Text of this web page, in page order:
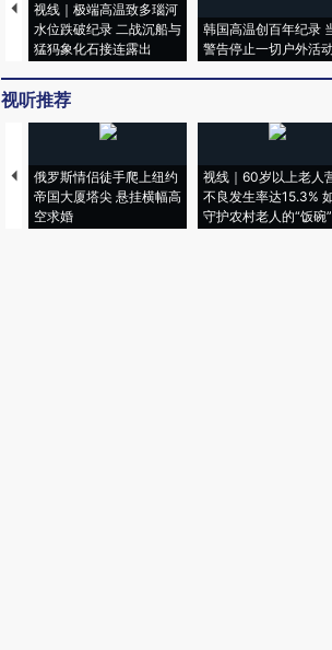
视线｜极端高温致多瑙河
水位跌破纪录 二战沉船与
猛犸象化石接连露出
韩国高温创百年纪录
警告停止一切户外活动
视听推荐
俄罗斯情侣徒手爬上纽约
帝国大厦塔尖 悬挂横幅高
空求婚
视线｜60岁以上老人
不良发生率达15.3%
守护农村老人的“饭碗